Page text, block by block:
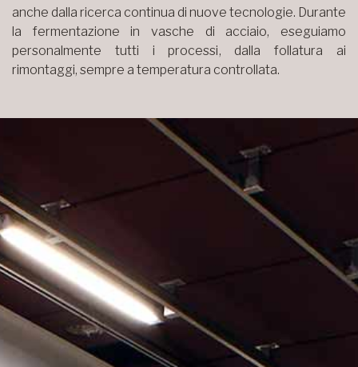
anche dalla ricerca continua di nuove tecnologie. Durante
la fermentazione in vasche di acciaio, eseguiamo
personalmente tutti i processi, dalla follatura ai
rimontaggi, sempre a temperatura controllata.